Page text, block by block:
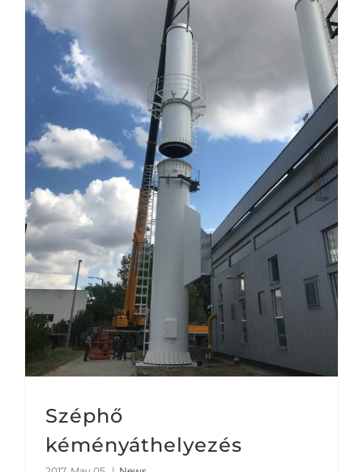
Széphő
kéményáthelyezés